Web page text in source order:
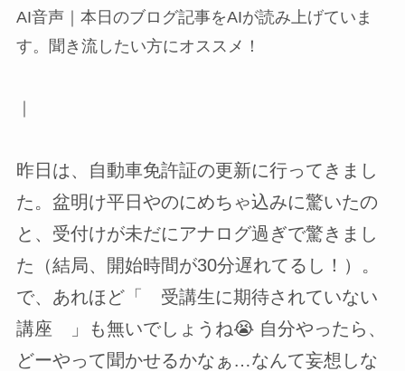
AI音声｜本日のブログ記事をAIが読み上げていま
す。聞き流したい方にオススメ！
昨日は、自動車免許証の更新に行ってきまし
た。盆明け平日やのにめちゃ込みに驚いたの
と、受付けが未だにアナログ過ぎで驚きまし
た（結局、開始時間が30分遅れてるし！）。
で、あれほど「 受講生に期待されていない
講座 」も無いでしょうね😭 自分やったら、
どーやって聞かせるかなぁ…なんて妄想しな